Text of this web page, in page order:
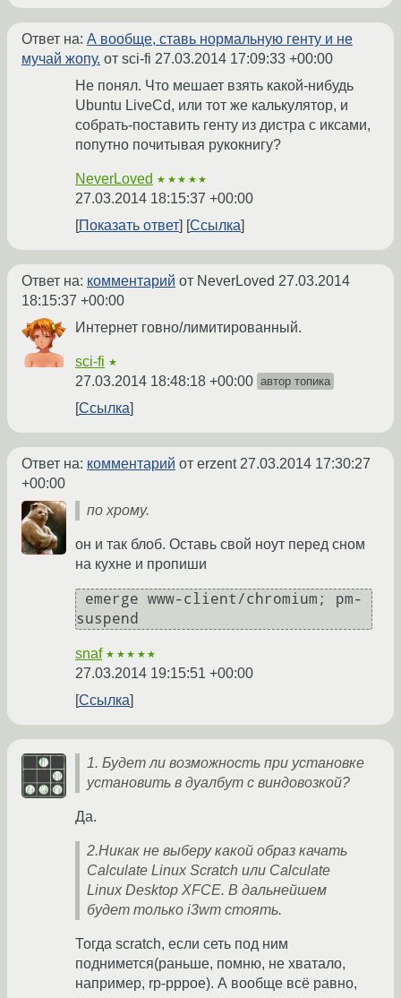
Ответ на: А вообще, ставь нормальную генту и не
мучай жопу. от sci-fi 27.03.2014 17:09:33 +00:00
Не понял. Что мешает взять какой-нибудь
Ubuntu LiveCd, или тот же калькулятор, и
собрать-поставить генту из дистра с иксами,
попутно почитывая рукокнигу?
NeverLoved ★★★★★
27.03.2014 18:15:37 +00:00
Показать ответ
Ссылка
Ответ на: комментарий от NeverLoved 27.03.2014
18:15:37 +00:00
Интернет говно/лимитированный.
sci-fi ★
27.03.2014 18:48:18 +00:00 автор топика
Ссылка
Ответ на: комментарий от erzent 27.03.2014 17:30:27
+00:00
по хрому.
он и так блоб. Оставь свой ноут перед сном
на кухне и пропиши
suspend
snaf ★★★★★
27.03.2014 19:15:51 +00:00
Ссылка
1. Будет ли возможность при установке
установить в дуалбут с виндовозкой?
Да.
2.Никак не выберу какой образ качать
Calculate Linux Scratch или Calculate
Linux Desktop XFCE. В дальнейшем
будет только i3wm стоять.
Тогда scratch, если сеть под ним
поднимется(раньше, помню, не хватало,
например, rp-pppoe). А вообще всё равно,